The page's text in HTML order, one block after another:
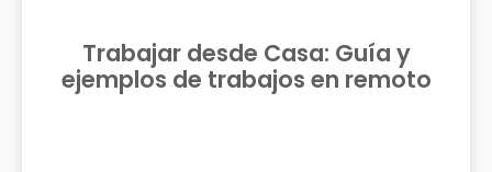
Trabajar desde Casa: Guía y
ejemplos de trabajos en remoto